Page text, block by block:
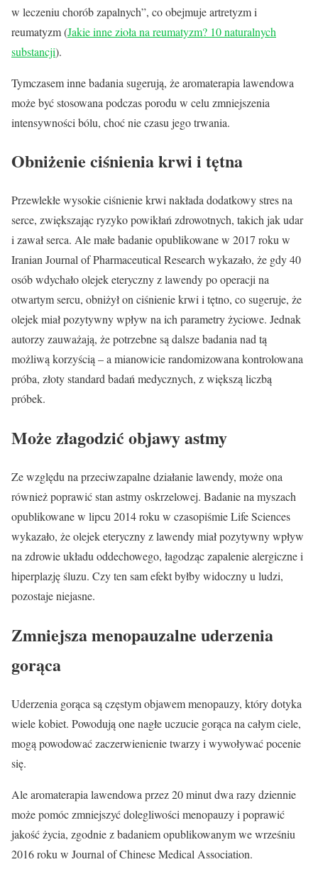
w leczeniu chorób zapalnych”, co obejmuje artretyzm i
reumatyzm (Jakie inne zioła na reumatyzm? 10 naturalnych
substancji).
Tymczasem inne badania sugerują, że aromaterapia lawendowa
może być stosowana podczas porodu w celu zmniejszenia
intensywności bólu, choć nie czasu jego trwania.
Obniżenie ciśnienia krwi i tętna
Przewlekłe wysokie ciśnienie krwi nakłada dodatkowy stres na
serce, zwiększając ryzyko powikłań zdrowotnych, takich jak udar
i zawał serca. Ale małe badanie opublikowane w 2017 roku w
Iranian Journal of Pharmaceutical Research wykazało, że gdy 40
osób wdychało olejek eteryczny z lawendy po operacji na
otwartym sercu, obniżył on ciśnienie krwi i tętno, co sugeruje, że
olejek miał pozytywny wpływ na ich parametry życiowe. Jednak
autorzy zauważają, że potrzebne są dalsze badania nad tą
możliwą korzyścią – a mianowicie randomizowana kontrolowana
próba, złoty standard badań medycznych, z większą liczbą
próbek.
Może złagodzić objawy astmy
Ze względu na przeciwzapalne działanie lawendy, może ona
również poprawić stan astmy oskrzelowej. Badanie na myszach
opublikowane w lipcu 2014 roku w czasopiśmie Life Sciences
wykazało, że olejek eteryczny z lawendy miał pozytywny wpływ
na zdrowie układu oddechowego, łagodząc zapalenie alergiczne i
hiperplazję śluzu. Czy ten sam efekt byłby widoczny u ludzi,
pozostaje niejasne.
Zmniejsza menopauzalne uderzenia
gorąca
Uderzenia gorąca są częstym objawem menopauzy, który dotyka
wiele kobiet. Powodują one nagłe uczucie gorąca na całym ciele,
mogą powodować zaczerwienienie twarzy i wywoływać pocenie
się.
Ale aromaterapia lawendowa przez 20 minut dwa razy dziennie
może pomóc zmniejszyć dolegliwości menopauzy i poprawić
jakość życia, zgodnie z badaniem opublikowanym we wrześniu
2016 roku w Journal of Chinese Medical Association.